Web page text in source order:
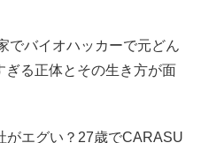
でバイオハッカーで元どん
ぎる正体とその生き方が面
がエグい？27歳でCARASU